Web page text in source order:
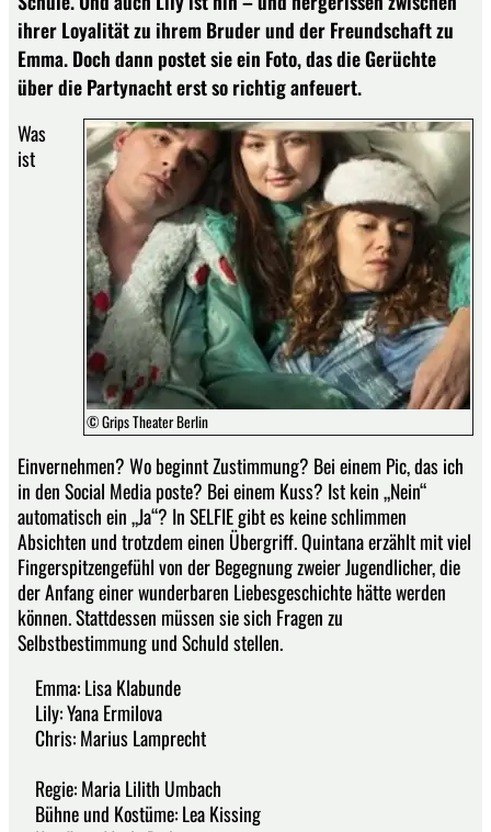
ihrer Loyalität zu ihrem Bruder und der Freundschaft zu
Emma. Doch dann postet sie ein Foto, das die Gerüchte
über die Partynacht erst so richtig anfeuert.
© Grips Theater Berlin
Was
ist
Einvernehmen? Wo beginnt Zustimmung? Bei einem Pic, das ich
in den Social Media poste? Bei einem Kuss? Ist kein „Nein“
automatisch ein „Ja“? In SELFIE gibt es keine schlimmen
Absichten und trotzdem einen Übergriff. Quintana erzählt mit viel
Fingerspitzengefühl von der Begegnung zweier Jugendlicher, die
der Anfang einer wunderbaren Liebesgeschichte hätte werden
können. Stattdessen müssen sie sich Fragen zu
Selbstbestimmung und Schuld stellen.
Emma: Lisa Klabunde
Lily: Yana Ermilova
Chris: Marius Lamprecht
Regie: Maria Lilith Umbach
Bühne und Kostüme: Lea Kissing